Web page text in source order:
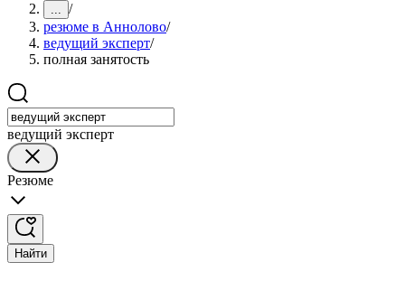
... /
резюме в Аннолово/
ведущий эксперт/
полная занятость
ведущий эксперт
Резюме
Найти